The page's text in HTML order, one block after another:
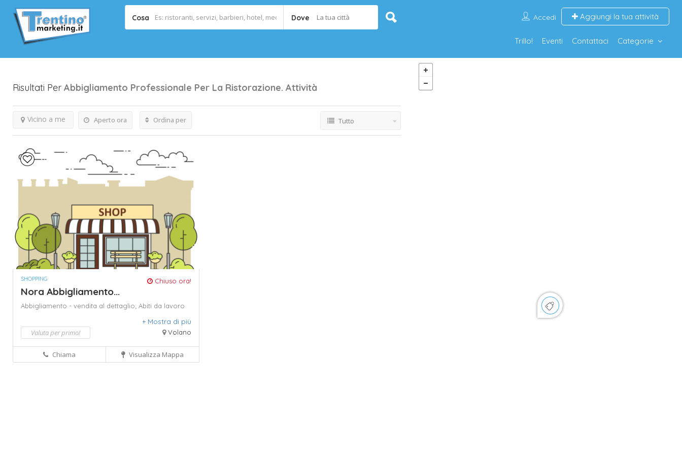
Cosa Dove La tua città Accedi Aggiungi la tua attività
Trillo! Eventi Contattaci Categorie
Risultati Per Abbigliamento Professionale Per La Ristorazione. Attività
Aperto ora
Vicino a me Ordina per Tutto
SHOPPING Chiuso ora!
Nora Abbigliamento...
Abbigliamento - vendita al dettaglio; Abiti da lavoro
abbigliamento da
lavoro,abbigliamento per cuochi,
abbigliamento per
dentisti,abbigliamento per estetiste,
per parrucchieri,abbigliamento per ristoranti,
abbigliamento professionale per alberghi,
abbigliamento professionale per la ristorazione.,
+ Mostra di più
Valuta per primo!
Volano
Chiama Visualizza Mappa